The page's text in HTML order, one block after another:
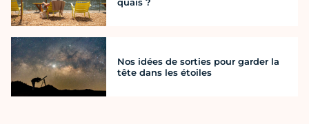
Nos idées de sorties pour garder la
tête dans les étoiles